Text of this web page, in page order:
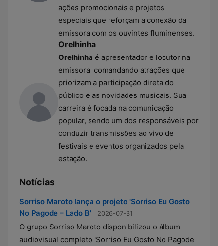
ações promocionais e projetos
especiais que reforçam a conexão da
emissora com os ouvintes fluminenses.
Orelhinha
Orelhinha é apresentador e locutor na
emissora, comandando atrações que
priorizam a participação direta do
público e as novidades musicais. Sua
carreira é focada na comunicação
popular, sendo um dos responsáveis por
conduzir transmissões ao vivo de
festivais e eventos organizados pela
estação.
Notícias
Sorriso Maroto lança o projeto 'Sorriso Eu Gosto
No Pagode – Lado B'
2026-07-31
O grupo Sorriso Maroto disponibilizou o álbum
audiovisual completo 'Sorriso Eu Gosto No Pagode